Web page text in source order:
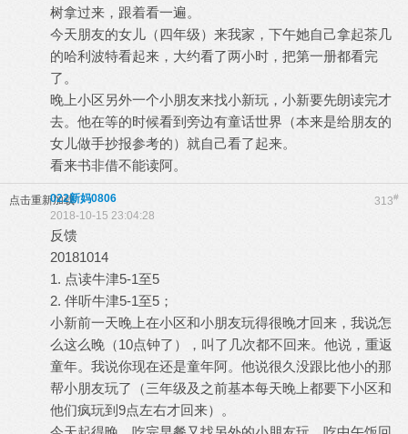
树拿过来，跟着看一遍。
今天朋友的女儿（四年级）来我家，下午她自己拿起茶几
的哈利波特看起来，大约看了两小时，把第一册都看完
了。
晚上小区另外一个小朋友来找小新玩，小新要先朗读完才
去。他在等的时候看到旁边有童话世界（本来是给朋友的
女儿做手抄报参考的）就自己看了起来。
看来书非借不能读阿。
点击重新加载 313#
022新妈0806
2018-10-15 23:04:28
反馈
20181014
1. 点读牛津5-1至5
2. 伴听牛津5-1至5；
小新前一天晚上在小区和小朋友玩得很晚才回来，我说怎
么这么晚（10点钟了），叫了几次都不回来。他说，重返
童年。我说你现在还是童年阿。他说很久没跟比他小的那
帮小朋友玩了（三年级及之前基本每天晚上都要下小区和
他们疯玩到9点左右才回来）。